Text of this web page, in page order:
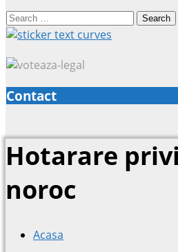
Search
for:
Contact
Hotarare
noroc
Acasa